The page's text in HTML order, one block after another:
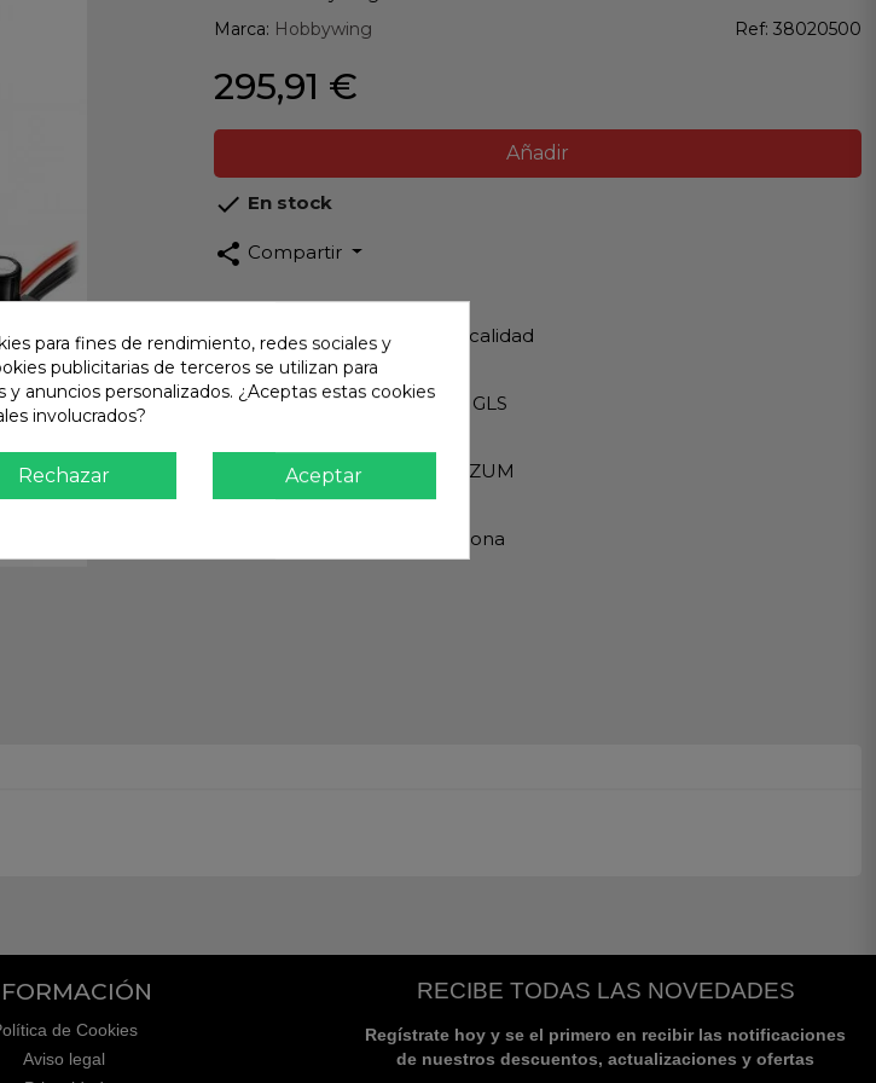
Marca: Hobbywing Ref: 38020500
295,91 €
Añadir
 En stock
share Compartir
Productos de Máxima calidad
Envío Rápido
Envios Internacionales GLS
Pago Seguro
TARJETA - PAYPAL - BIZUM
Te atendemos en persona
de Cookies
Aviso legal
RECIBE TODAS LAS NOVEDADES
Regístrate hoy y se el primero en recibir las notificaciones
de nuestros descuentos, actualizaciones y ofertas
para fines de rendimiento, redes sociales y
publicitarias de terceros se utilizan para
anuncios personalizados. ¿Aceptas estas cookies
involucrados?
Rechazar Aceptar